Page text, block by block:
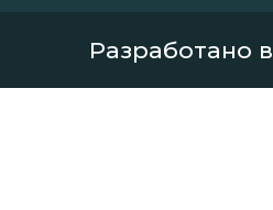
Разработано в